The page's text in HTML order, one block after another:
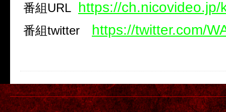
番組URL https://ch.nicovideo.jp/
番組twitter https://twitter.com/